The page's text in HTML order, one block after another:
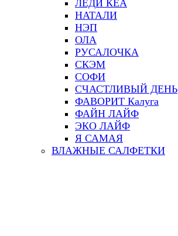
ЛЕДИ КЕА
НАТАЛИ
НЭП
ОЛА
РУСАЛОЧКА
СКЭМ
СОФИ
СЧАСТЛИВЫЙ ДЕНЬ
ФАВОРИТ Калуга
ФАЙН ЛАЙФ
ЭКО ЛАЙФ
Я САМАЯ
ВЛАЖНЫЕ САЛФЕТКИ